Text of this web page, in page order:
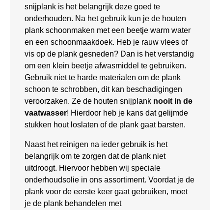
snijplank is het belangrijk deze goed te
onderhouden. Na het gebruik kun je de houten
plank schoonmaken met een beetje warm water
en een schoonmaakdoek. Heb je rauw vlees of
vis op de plank gesneden? Dan is het verstandig
om een klein beetje afwasmiddel te gebruiken.
Gebruik niet te harde materialen om de plank
schoon te schrobben, dit kan beschadigingen
veroorzaken. Ze de houten snijplank nooit in de
vaatwasser! Hierdoor heb je kans dat gelijmde
stukken hout loslaten of de plank gaat barsten.
Naast het reinigen na ieder gebruik is het
belangrijk om te zorgen dat de plank niet
uitdroogt. Hiervoor hebben wij speciale
onderhoudsolie in ons assortiment. Voordat je de
plank voor de eerste keer gaat gebruiken, moet
je de plank behandelen met